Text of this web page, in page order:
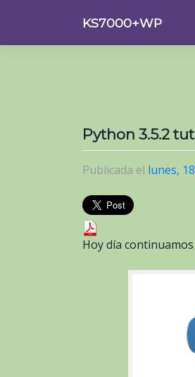
contenido
KS7000+WP
Python 3.5.2
Publicada el lunes,
Hoy día